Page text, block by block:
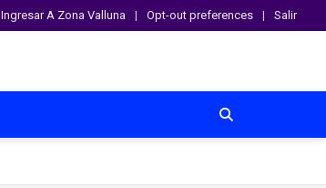
Ingresar A Zona Valluna Opt-out preferences Salir